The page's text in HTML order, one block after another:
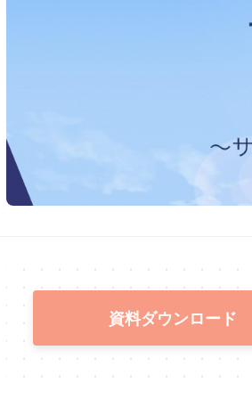
資料ダウンロード